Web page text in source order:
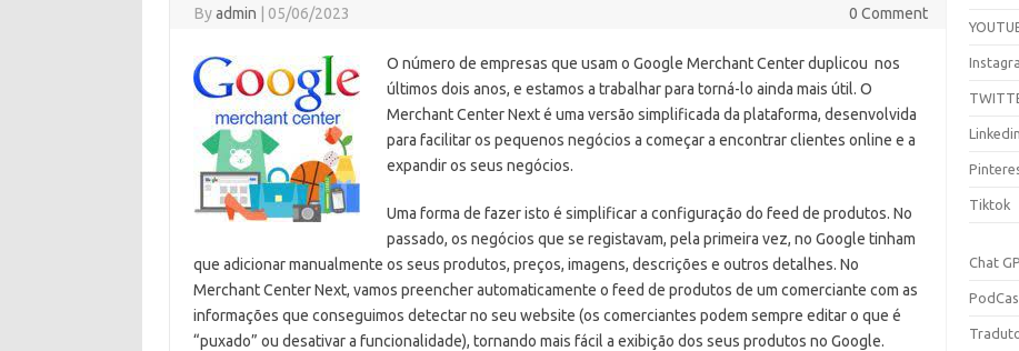
Byadmin 05/06/2023 0 Comment
O número de empresas que usam o Google Merchant Center duplicou nos
últimos dois anos, e estamos a trabalhar para torná-lo ainda mais útil. O
Merchant Center Next é uma versão simplificada da plataforma, desenvolvida
para facilitar os pequenos negócios a começar a encontrar clientes online e a
expandir os seus negócios.
Uma forma de fazer isto é simplificar a configuração do feed de produtos. No
passado, os negócios que se registavam, pela primeira vez, no Google tinham
que adicionar manualmente os seus produtos, preços, imagens, descrições e outros detalhes. No
Merchant Center Next, vamos preencher automaticamente o feed de produtos de um comerciante com as
informações que conseguimos detectar no seu website (os comerciantes podem sempre editar o que é
“puxado” ou desativar a funcionalidade), tornando mais fácil a exibição dos seus produtos no Google.
Linkedin
Tiktok
Chat